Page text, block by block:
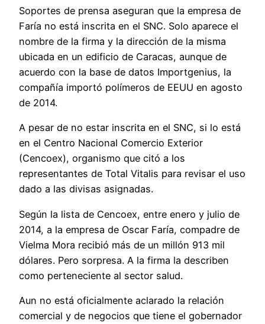
Soportes de prensa aseguran que la empresa de
Faría no está inscrita en el SNC. Solo aparece el
nombre de la firma y la dirección de la misma
ubicada en un edificio de Caracas, aunque de
acuerdo con la base de datos Importgenius, la
compañía importó polímeros de EEUU en agosto
de 2014.
A pesar de no estar inscrita en el SNC, si lo está
en el Centro Nacional Comercio Exterior
(Cencoex), organismo que citó a los
representantes de Total Vitalis para revisar el uso
dado a las divisas asignadas.
Según la lista de Cencoex, entre enero y julio de
2014, a la empresa de Oscar Faría, compadre de
Vielma Mora recibió más de un millón 913 mil
dólares. Pero sorpresa. A la firma la describen
como perteneciente al sector salud.
Aun no está oficialmente aclarado la relación
comercial y de negocios que tiene el gobernador